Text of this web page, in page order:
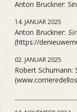
Anton Bruckner:
14. JANUAR 2025
Anton Bruckner:
(https://
02. JANUAR 2025
Robert Schumann: